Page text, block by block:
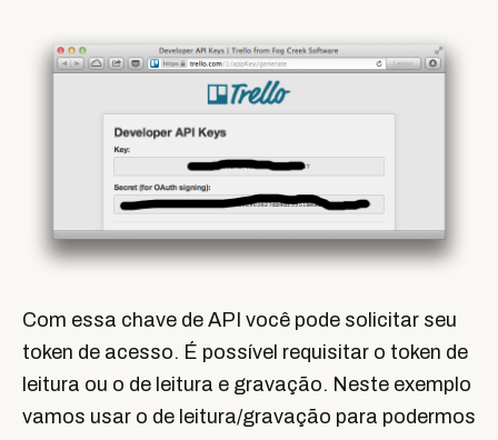
Com essa chave de API você pode solicitar seu
token de acesso. É possível requisitar o token de
leitura ou o de leitura e gravação. Neste exemplo
vamos usar o de leitura/gravação para podermos